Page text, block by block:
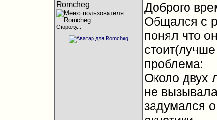
Romcheg
Сторожу...
Доброго
Общался с
понял что
проблема:
Около двух
не
задумался